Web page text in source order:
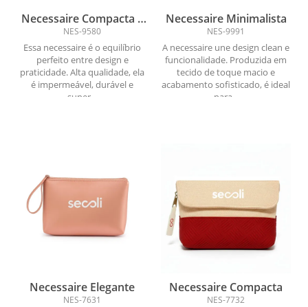
Necessaire Compacta e
Funcional
NES-9580
Essa necessaire é o equilíbrio
perfeito entre design e
praticidade. Alta qualidade, ela
é impermeável, durável e
super...
Necessaire Minimalista
NES-9991
A necessaire une design clean e
funcionalidade. Produzida em
tecido de toque macio e
acabamento sofisticado, é ideal
para...
Necessaire Elegante
NES-7631
Necessaire Compacta
NES-7732